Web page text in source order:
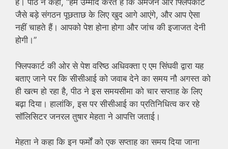
हैं। पीठ ने कहा, ‘‘हम उम्मीद करते हैं कि अमेजन और फ्लिपकार्ट
जैसे बड़े संगठन पूछताछ के लिए खुद आगे आएंगे, और आप ऐसा
नहीं चाहते हैं। आपको पेश होना होगा और जांच की इजाजत देनी
होगी।’’
फ्लिपकार्ट की ओर से पेश वरिष्ठ अधिवक्ता ए एम सिंघवी द्वारा यह
बताए जाने पर कि सीसीआई को जवाब देने का समय नौ अगस्त को
ही खत्म हो रहा है, पीठ ने इस समयसीमा को चार सप्ताह के लिए
बढ़ा दिया। हालांकि, इस पर सीसीआई का प्रतिनिधित्व कर रहे
सॉलिसिटर जनरल तुषार मेहता ने आपत्ति जताई।
मेहता ने कहा कि इन फर्मों को एक सप्ताह का समय दिया जाना